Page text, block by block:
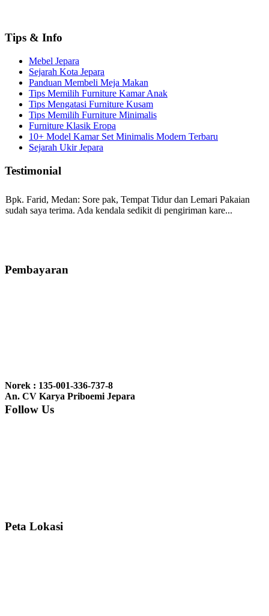
Tips & Info
Mebel Jepara
Sejarah Kota Jepara
Panduan Membeli Meja Makan
Tips Memilih Furniture Kamar Anak
Tips Mengatasi Furniture Kusam
Tips Memilih Furniture Minimalis
Furniture Klasik Eropa
10+ Model Kamar Set Minimalis Modern Terbaru
Sejarah Ukir Jepara
Testimonial
Bpk. Farid, Medan: Sore pak, Tempat Tidur dan Lemari Pakaian
sudah saya terima. Ada kendala sedikit di pengiriman kare...
bale2 dan kursi teras saya sudah saya terima dan p...
nyesel deh beli geby...
Pembayaran
Norek : 135-001-336-737-8
An. CV Karya Priboemi Jepara
Follow Us
Peta Lokasi